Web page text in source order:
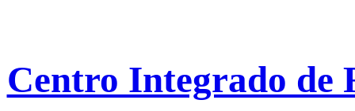
Centro Integrado de